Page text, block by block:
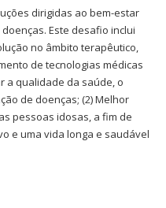
dirigidas ao bem-estar
Este desafio inclui
no âmbito terapêutico,
de tecnologias médicas
a qualidade da saúde, o
de doenças; (2) Melhor
pessoas idosas, a fim de
e uma vida longa e saudável